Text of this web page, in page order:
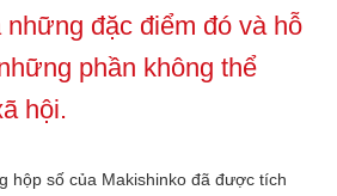
những đặc điểm đó và hỗ
phần không thể
hội.
hộp số của Makishinko đã được tích